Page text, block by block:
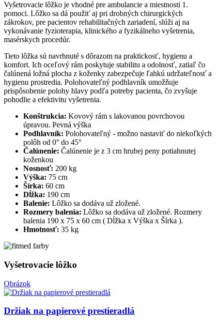
Vyšetrovacie lôžko je vhodné pre ambulancie a miestnosti 1.
pomoci. Lôžko sa dá použiť aj pri drobných chirurgických
zákrokov, pre pacientov rehabilitačných zariadení, slúži aj na
vykonávanie fyzioterapia, klinického a fyzikálneho vyšetrenia,
masérskych procedúr.
Tieto lôžka sú navrhnuté s dôrazom na praktickosť, hygienu a
komfort. Ich oceľový rám poskytuje stabilitu a odolnosť, zatiaľ čo
čalúnená ložná plocha z koženky zabezpečuje ľahkú udržateľnosť a
hygienu prostredia. Polohovateľný podhlavník umožňuje
prispôsobenie polohy hlavy podľa potreby pacienta, čo zvyšuje
pohodlie a efektivitu vyšetrenia.
Konštrukcia: Kovový rám s lakovanou povrchovou
úpravou. Pevná výška
Podhlavník: Polohovateľný - možno nastaviť do niekoľkých
polôh od 0° do 45°
Čalúnenie: Čalúnenie je z 3 cm hrubej peny potiahnutej
koženkou
Nosnosť: 200 kg
Výška: 75 cm
Šírka: 60 cm
Dĺžka: 190 cm
Balenie: Lôžko sa dodáva už zložené.
Rozmery balenia: Lôžko sa dodáva už zložené. Rozmery
balenia 190 x 75 x 60 cm ( Dĺžka x Výška x Šírka ).
Hmotnosť: 35 kg
Vyšetrovacie lôžko
Obrázok
Držiak na papierové prestieradlá